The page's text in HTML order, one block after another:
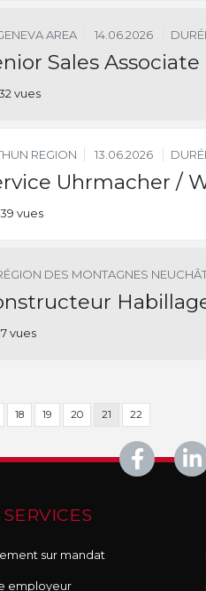
AREA 14.06.2026
Sales Associate
vues
REGION 13.06.2026
Uhrmacher /
vues
DES MONTAGNES
vues
18 19 20 21 22
sur mandat
employeur